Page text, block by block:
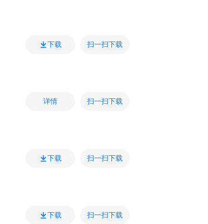
下载 扫一扫下载
详情 扫一扫下载
下载 扫一扫下载
下载 扫一扫下载